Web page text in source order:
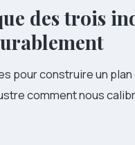
des trois
pour construire un plan
comment nous